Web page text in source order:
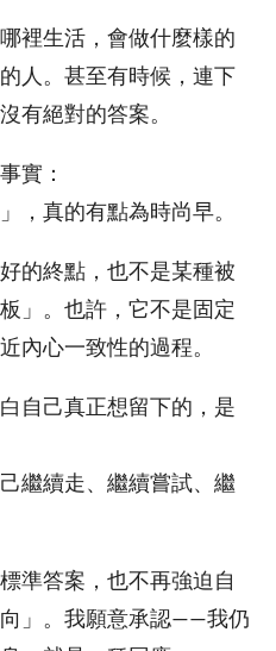
裡生活，會做什麼樣的
人。甚至有時候，連下
有絕對的答案。
實：
，真的有點為時尚早。
的終點，也不是某種被
」。也許，它不是固定
內心一致性的過程。
自己真正想留下的，是
繼續走、繼續嘗試、繼
準答案，也不再強迫自
」。我願意承認——我仍